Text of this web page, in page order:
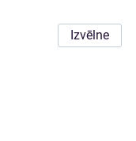
Izvēlne